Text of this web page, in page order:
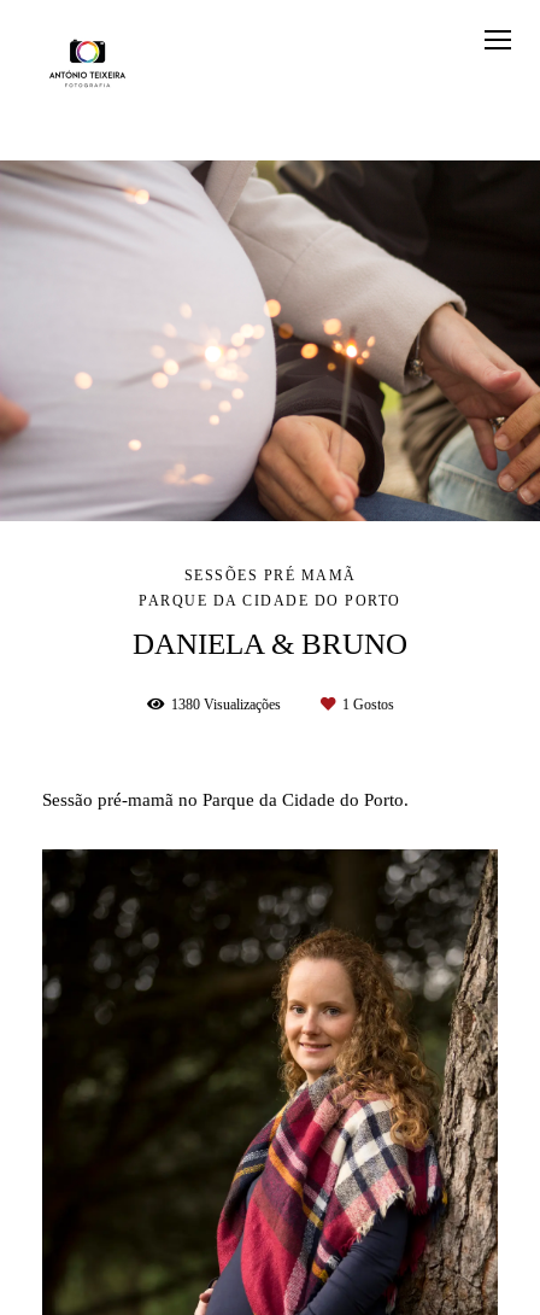
SESSÕES PRÉ MAMÃ
PARQUE DA CIDADE DO PORTO
DANIELA & BRUNO
1380Visualizações 1 Gostos
Sessão pré-mamã no Parque da Cidade do Porto.